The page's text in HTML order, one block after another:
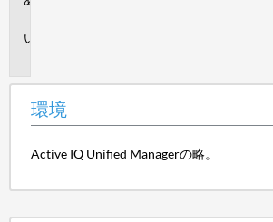
環境
Active IQ Unified Managerの略。